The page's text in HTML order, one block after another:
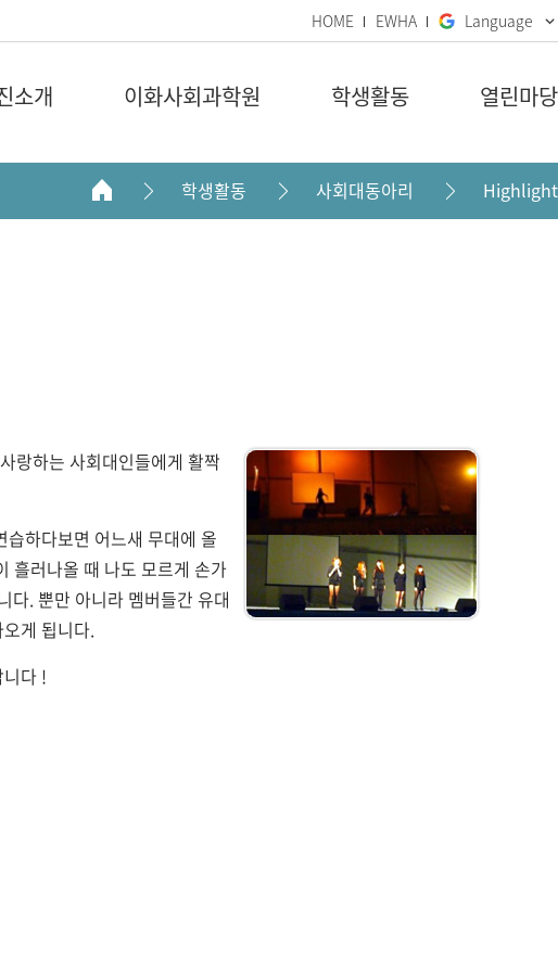
HOME EWHA Language
소개 이화사회과학원 학생활동 열린마당
학생활동 사회대동아리 Highlight
랑하는 사회대인들에게 활짝
하다보면 어느새 무대에 올
흘러나올 때 나도 모르게 손가
다. 뿐만 아니라 멤버들간 유대
게 됩니다.
다 !